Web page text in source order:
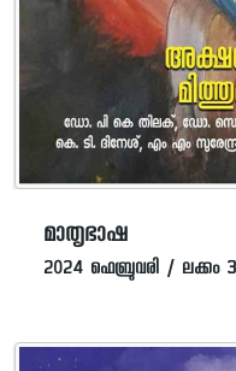
മാതൃഭാഷ
2024 ഫെബ്രുവരി / ലക്കം 3